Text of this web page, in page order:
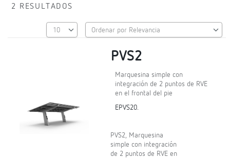
2 RESULTADOS
PVS2
Marquesina simple con
integración de 2 puntos de RVE
en el frontal del pie
EPVS20.
PVS2, Marquesina
simple con integración
de 2 puntos de RVE en